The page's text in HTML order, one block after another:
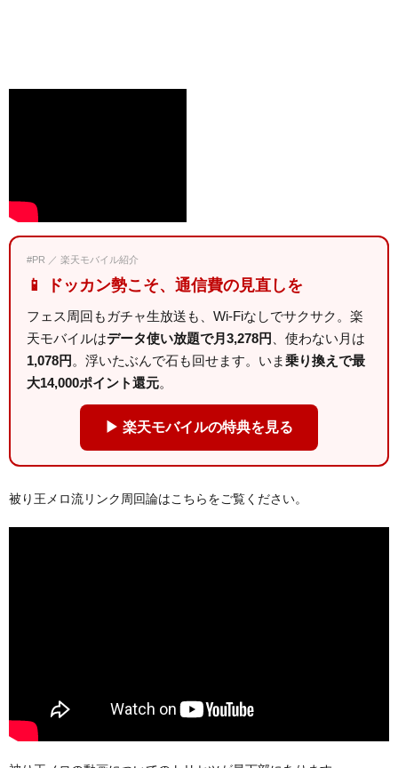
#PR ／ 楽天モバイル紹介
📱 ドッカン勢こそ、通信費の見直しを
フェス周回もガチャ生放送も、Wi-Fiなしでサクサク。楽
天モバイルはデータ使い放題で月3,278円
、使わない月は
1,078円 。浮いたぶんで石も回せます。いま乗り換えで最
大14,000ポイント還元。
▶ 楽天モバイルの特典を見る
被り王メロ流リンク周回論はこちらをご覧ください。